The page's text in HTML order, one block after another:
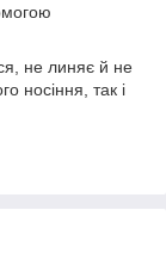
не линяє й не
носіння, так і